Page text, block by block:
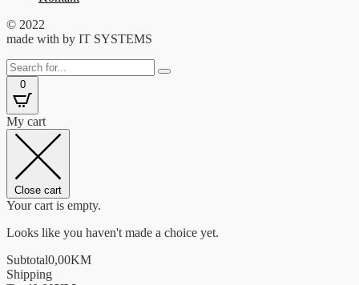
© 2022
made with by IT SYSTEMS
0
My cart
Close cart
Your cart is empty.
Looks like you haven't made a choice yet.
Subtotal0,00KM
Shipping